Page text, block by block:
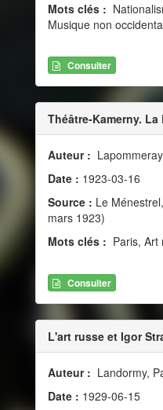
Mots clés :
Musique non
Consulter
Théâtre-Kamerny.
Auteur :
Date : 1923-03-16
Source : Le
mars 1923)
Mots clés : Paris, Art
Consulter
L'art russe et Igor
Auteur : Landormy,
Date : 1929-06-15